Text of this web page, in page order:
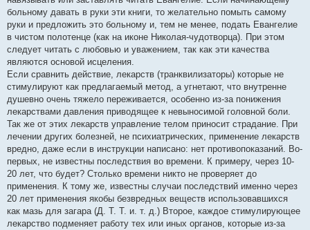
больному давать в руки эти книги, то желательно помыть самому
руки и предложить это больному и, тем не менее, подать Евангелие
в чистом полотенце (как на иконе Николая-чудотворца). При этом
следует читать с любовью и уважением, так как эти качества
являются основой исцеления.
Если сравнить действие, лекарств (транквилизаторы) которые не
стимулируют как предлагаемый метод, а угнетают, что внутренне
душевно очень тяжело переживается, особенно из-за понижения
лекарствами давления приводящее к невыносимой головной боли.
Так же от этих лекарств управление телом приносит страдание. При
лечении других болезней, не психиатрических, применение лекарств
вредно, даже если в инструкции написано: нет противопоказаний. Во-
первых, не известны последствия во времени. К примеру, через 10-
20 лет, что будет? Столько времени никто не проверяет до
применения. К тому же, известны случаи последствий именно через
20 лет применения якобы безвредных веществ использовавшихся
как мазь для загара (Д. Т. Т. и. т. д.) Второе, каждое стимулирующее
лекарство подменяет работу тех или иных органов, которые из-за